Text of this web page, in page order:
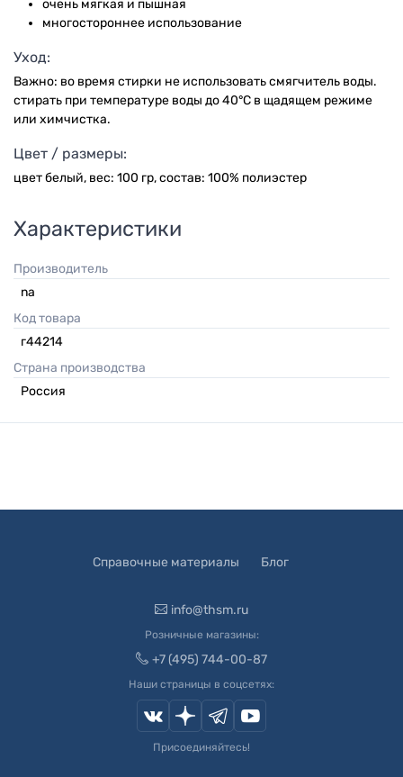
очень мягкая и пышная
многостороннее использование
Уход:
Важно: во время стирки не использовать смягчитель воды.
стирать при температуре воды до 40°C в щадящем режиме
или химчистка.
Цвет / размеры:
цвет белый, вес: 100 гр, состав: 100% полиэстер
Характеристики
Производитель
na
Код товара
г44214
Страна производства
Россия
Справочные материалы Блог
info@thsm.ru
Розничные магазины:
+7 (495) 744-00-87
Наши страницы в соцсетях:
Присоединяйтесь!